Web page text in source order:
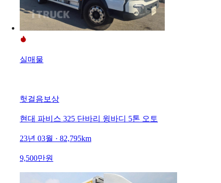
실매물
헛걸음보상
현대 파비스 325 단바리 윙바디 5톤 오토
23년 03월 · 82,795km
9,500만원